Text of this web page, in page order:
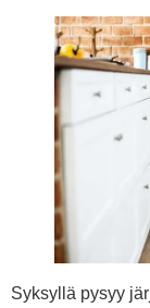
Syksyllä pysyy